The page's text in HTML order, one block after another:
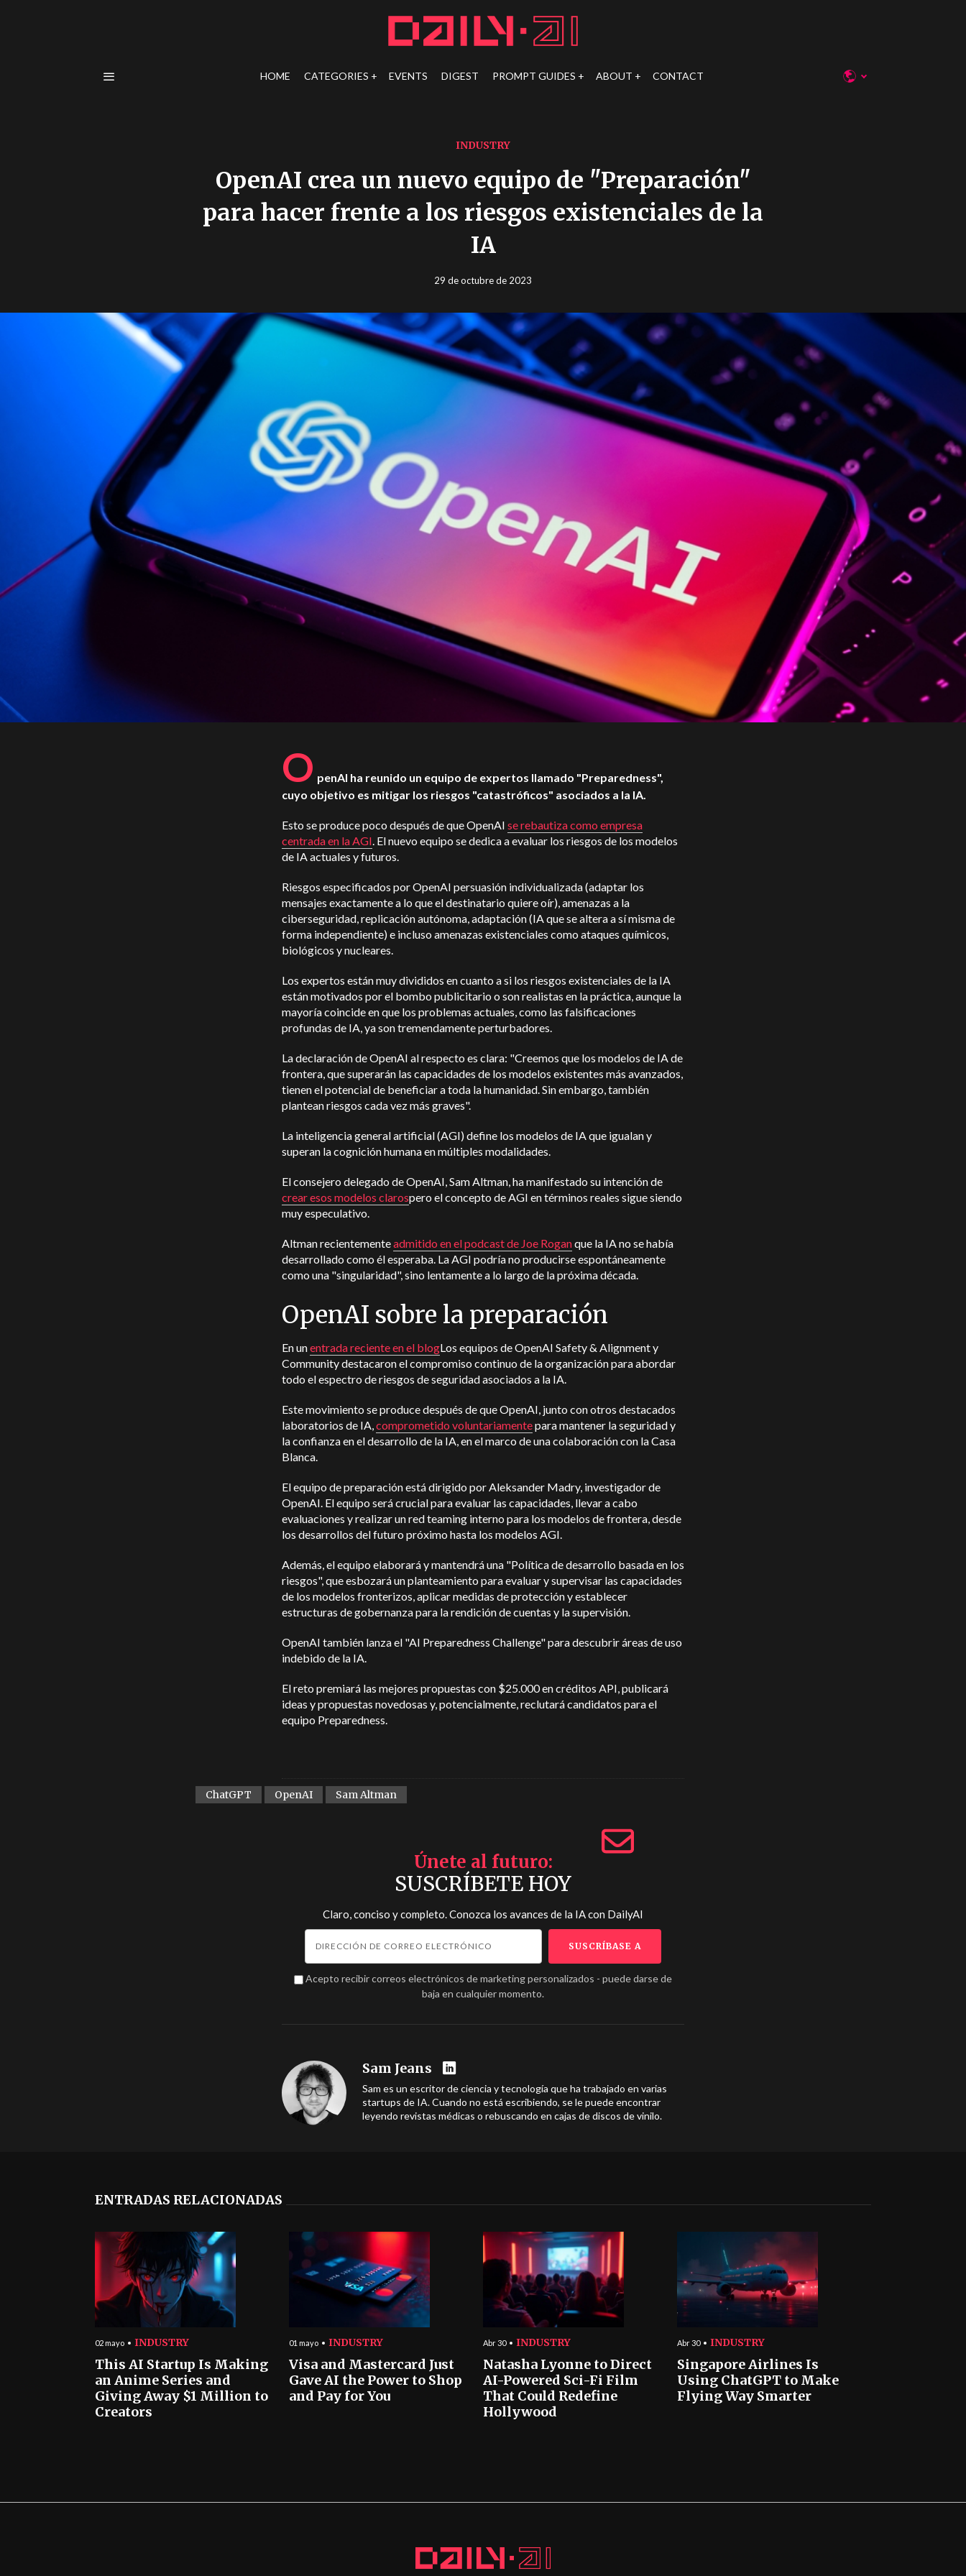
HOME CATEGORIES EVENTS DIGEST PROMPT GUIDES ABOUT CONTACT
INDUSTRY
OpenAI crea un nuevo equipo de "Preparación"
para hacer frente a los riesgos existenciales de la
IA
29 de octubre de 2023
O penAI ha reunido un equipo de expertos llamado "Preparedness",
cuyo objetivo es mitigar los riesgos "catastróficos" asociados a la IA.
Esto se produce poco después de que OpenAI se rebautiza como empresa
centrada en la AGI. El nuevo equipo se dedica a evaluar los riesgos de los modelos
de IA actuales y futuros.
Riesgos especificados por OpenAI persuasión individualizada (adaptar los
mensajes exactamente a lo que el destinatario quiere oír), amenazas a la
ciberseguridad, replicación autónoma, adaptación (IA que se altera a sí misma de
forma independiente) e incluso amenazas existenciales como ataques químicos,
biológicos y nucleares.
Los expertos están muy divididos en cuanto a si los riesgos existenciales de la IA
están motivados por el bombo publicitario o son realistas en la práctica, aunque la
mayoría coincide en que los problemas actuales, como las falsificaciones
profundas de IA, ya son tremendamente perturbadores.
La declaración de OpenAI al respecto es clara: "Creemos que los modelos de IA de
frontera, que superarán las capacidades de los modelos existentes más avanzados,
tienen el potencial de beneficiar a toda la humanidad. Sin embargo, también
plantean riesgos cada vez más graves".
La inteligencia general artificial (AGI) define los modelos de IA que igualan y
superan la cognición humana en múltiples modalidades.
El consejero delegado de OpenAI, Sam Altman, ha manifestado su intención de
crear esos modelos clarospero el concepto de AGI en términos reales sigue siendo
muy especulativo.
Altman recientementeadmitido en el podcast de Joe Roganque la IA no se había
desarrollado como él esperaba. La AGI podría no producirse espontáneamente
como una "singularidad", sino lentamente a lo largo de la próxima década.
OpenAI sobre la preparación
En unentrada reciente en el blogLos equipos de OpenAI Safety & Alignment y
Community destacaron el compromiso continuo de la organización para abordar
todo el espectro de riesgos de seguridad asociados a la IA.
Este movimiento se produce después de que OpenAI, junto con otros destacados
laboratorios de IA,comprometido voluntariamentepara mantener la seguridad y
la confianza en el desarrollo de la IA, en el marco de una colaboración con la Casa
Blanca.
El equipo de preparación está dirigido por Aleksander Madry, investigador de
OpenAI. El equipo será crucial para evaluar las capacidades, llevar a cabo
evaluaciones y realizar un red teaming interno para los modelos de frontera, desde
los desarrollos del futuro próximo hasta los modelos AGI.
Además, el equipo elaborará y mantendrá una "Política de desarrollo basada en los
riesgos", que esbozará un planteamiento para evaluar y supervisar las capacidades
de los modelos fronterizos, aplicar medidas de protección y establecer
estructuras de gobernanza para la rendición de cuentas y la supervisión.
OpenAI también lanza el "AI Preparedness Challenge" para descubrir áreas de uso
indebido de la IA.
El reto premiará las mejores propuestas con $25.000 en créditos API, publicará
ideas y propuestas novedosas y, potencialmente, reclutará candidatos para el
equipo Preparedness.
ChatGPT OpenAI Sam Altman
Únete al futuro
SUSCRÍBETE HOY
Claro, conciso y completo. Conozca los avances de la IA con DailyAI
Acepto recibir correos electrónicos de marketing personalizados - puede darse de
baja en cualquier momento.
Sam Jeans
Sam es un escritor de ciencia y tecnología que ha trabajado en varias
startups de IA. Cuando no está escribiendo, se le puede encontrar
leyendo revistas médicas o rebuscando en cajas de discos de vinilo.
ENTRADAS RELACIONADAS
02 mayo INDUSTRY
This AI Startup Is Making
an Anime Series and
Giving Away $1 Million to
Creators
01 mayo INDUSTRY
Visa and Mastercard Just
Gave AI the Power to Shop
and Pay for You
Abr 30 INDUSTRY
Natasha Lyonne to Direct
AI-Powered Sci-Fi Film
That Could Redefine
Hollywood
Abr 30 INDUSTRY
Singapore Airlines Is
Using ChatGPT to Make
Flying Way Smarter